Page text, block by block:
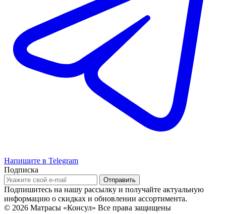
Напишите в Telegram
Подписка
Подпишитесь на нашу рассылку и получайте актуальную
информацию о скидках и обновлении ассортимента.
© 2026 Матрасы «Консул» Все права защищены